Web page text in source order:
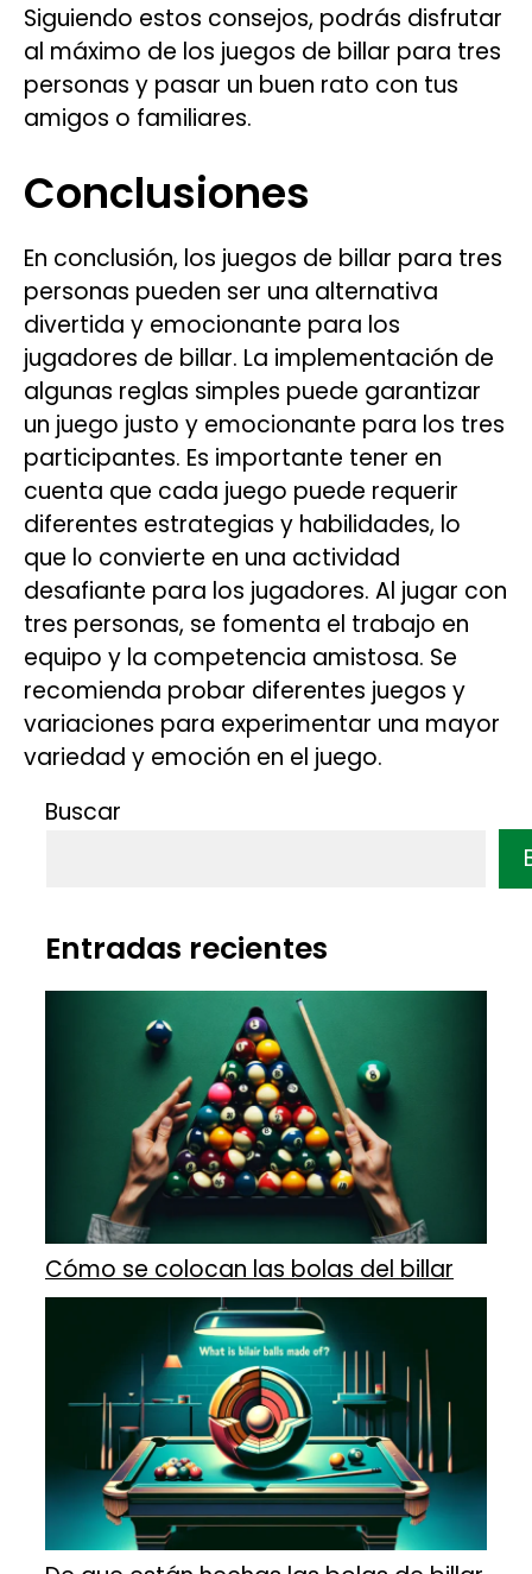
Siguiendo estos consejos, podrás disfrutar
al máximo de los juegos de billar para tres
personas y pasar un buen rato con tus
amigos o familiares.
Conclusiones
En conclusión, los juegos de billar para tres
personas pueden ser una alternativa
divertida y emocionante para los
jugadores de billar. La implementación de
algunas reglas simples puede garantizar
un juego justo y emocionante para los tres
participantes. Es importante tener en
cuenta que cada juego puede requerir
diferentes estrategias y habilidades, lo
que lo convierte en una actividad
desafiante para los jugadores. Al jugar con
tres personas, se fomenta el trabajo en
equipo y la competencia amistosa. Se
recomienda probar diferentes juegos y
variaciones para experimentar una mayor
variedad y emoción en el juego.
Buscar
Entradas recientes
Cómo se colocan las bolas del billar